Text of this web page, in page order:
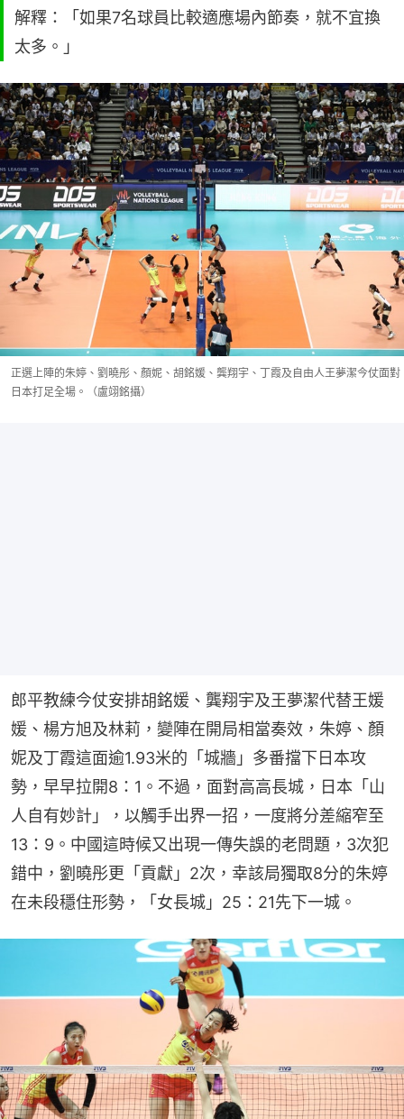
解釋：「如果7名球員比較適應場內節奏，就不宜換
太多。」
正選上陣的朱婷、劉曉彤、顏妮、胡銘媛、龔翔宇、丁霞及自由人王夢潔今仗面對
日本打足全場。（盧翊銘攝）
郎平教練今仗安排胡銘媛、龔翔宇及王夢潔代替王媛
媛、楊方旭及林莉，變陣在開局相當奏效，朱婷、顏
妮及丁霞這面逾1.93米的「城牆」多番擋下日本攻
勢，早早拉開8：1。不過，面對高高長城，日本「山
人自有妙計」，以觸手出界一招，一度將分差縮窄至
13：9。中國這時候又出現一傳失誤的老問題，3次犯
錯中，劉曉彤更「貢獻」2次，幸該局獨取8分的朱婷
在未段穩住形勢，「女長城」25：21先下一城。